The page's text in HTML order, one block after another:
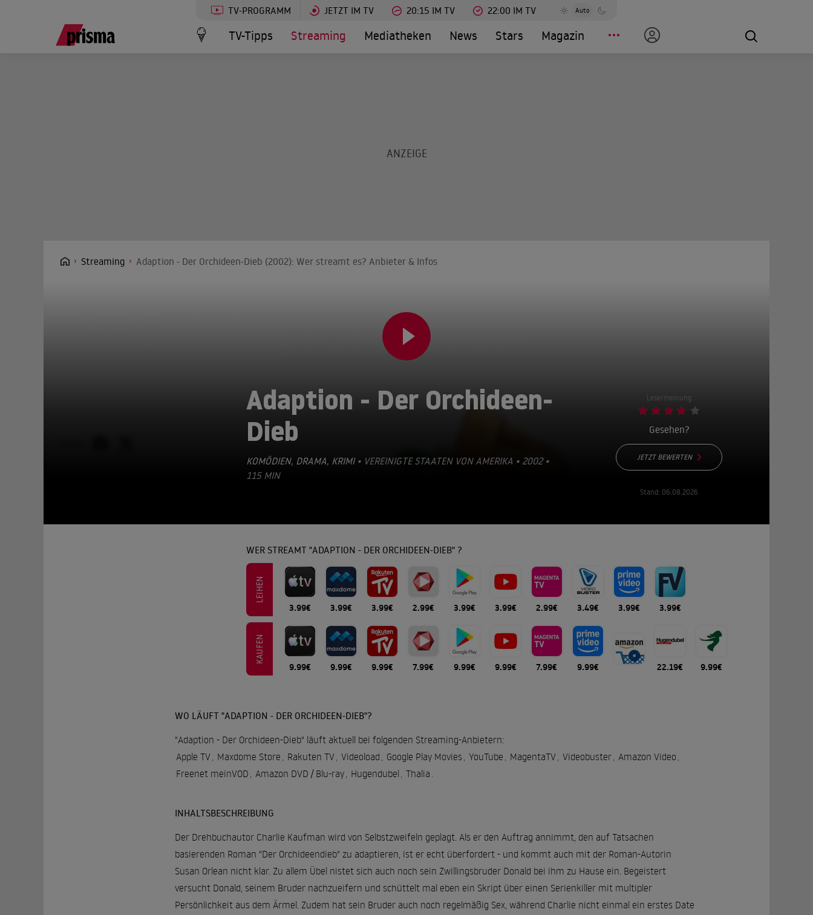
TV-PROGRAMM JETZT IM TV 20:15 IM TV 22:00 IM TV Auto
TV-Tipps Streaming Mediatheken News Stars Magazin
Streaming Adaption - Der Orchideen-Dieb (2002): Wer streamt es? Anbieter & Infos
Adaption - Der Orchideen-
Dieb
KOMÖDIEN, DRAMA, KRIMI• VEREINIGTE STAATEN VON AMERIKA • 2002 •
115 MIN
Lesermeinung
Gesehen?
JETZT BEWERTEN
Stand: 06.08.2026
WER STREAMT "ADAPTION - DER ORCHIDEEN-DIEB" ?
LEIHEN
3.99€ 3.99€ 3.99€ 2.99€ 3.99€ 3.99€ 2.99€ 3.49€ 3.99€ 3.99€
KAUFEN
9.99€ 9.99€ 9.99€ 7.99€ 9.99€ 9.99€ 7.99€ 9.99€ 22.19€ 9.99€
WO LÄUFT "ADAPTION - DER ORCHIDEEN-DIEB"?
"Adaption - Der Orchideen-Dieb" läuft aktuell bei folgenden Streaming-Anbietern:
Apple TV, Maxdome Store , Rakuten TV, Videoload , Google Play Movies, YouTube , MagentaTV, Videobuster, Amazon Video ,
Freenet meinVOD , Amazon DVD / Blu-ray, Hugendubel , Thalia .
INHALTSBESCHREIBUNG
Der Drehbuchautor Charlie Kaufman wird von Selbstzweifeln geplagt. Als er den Auftrag annimmt, den auf Tatsachen
basierenden Roman "Der Orchideendieb" zu adaptieren, ist er echt überfordert - und kommt auch mit der Roman-Autorin
Susan Orlean nicht klar. Zu allem Übel nistet sich auch noch sein Zwillingsbruder Donald bei ihm zu Hause ein. Begeistert
versucht Donald, seinem Bruder nachzueifern und schüttelt mal eben ein Skript über einen Serienkiller mit multipler
Persönlichkeit aus dem Ärmel. Zudem hat sein Bruder auch noch regelmäßig Sex, während Charlie nicht einmal ein erstes Date